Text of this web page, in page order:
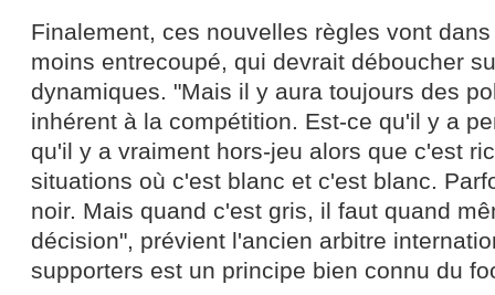
Finalement, ces nouvelles règles vont
moins entrecoupé, qui devrait déboucher
dynamiques. "Mais il y aura toujours des
inhérent à la compétition. Est-ce qu'il y a
qu'il y a vraiment hors-jeu alors que c'est
situations où c'est blanc et c'est blanc.
noir. Mais quand c'est gris, il faut quand
décision", prévient l'ancien arbitre
supporters est un principe bien connu du